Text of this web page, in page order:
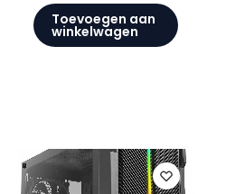
Toevoegen aan
winkelwagen